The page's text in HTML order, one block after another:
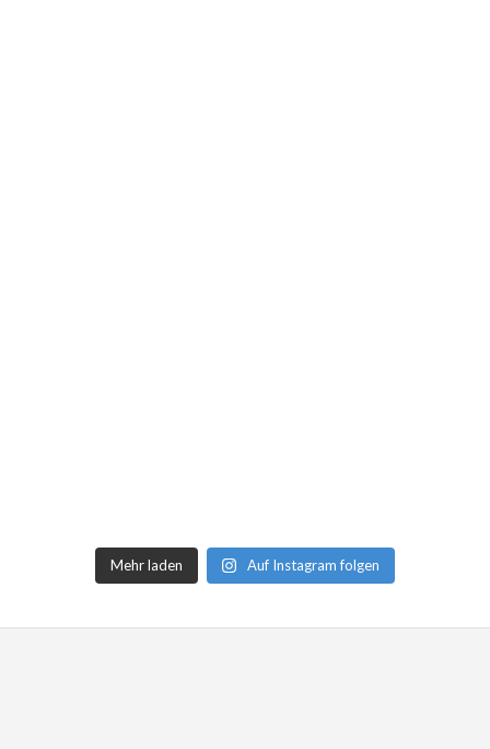
Mehr laden Auf Instagram folgen